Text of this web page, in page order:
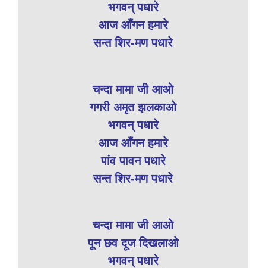
भगवन् पधारे
आज आँगन हमारे
सन्त शिर-मण पधारे
चन्दा मामा जी आओ
गगरी अमृत झलकाओ
भगवन् पधारे
आज आँगन हमारे
पांव पावन पधारे
सन्त शिर-मण पधारे
चन्दा मामा जी आओ
पून छव दूज दिखलाओ
भगवन् पधारे